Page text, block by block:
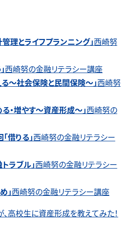
理とライフプランニング」西崎努
西崎努の金融リテラシー講座
～社会保険と民間保険～」西崎努
・増やす～資産形成～」西崎努の
借りる」西崎努の金融リテラシー
ラブル」西崎努の金融リテラシー
」西崎努の金融リテラシー講座
高校生に資産形成を教えてみた！